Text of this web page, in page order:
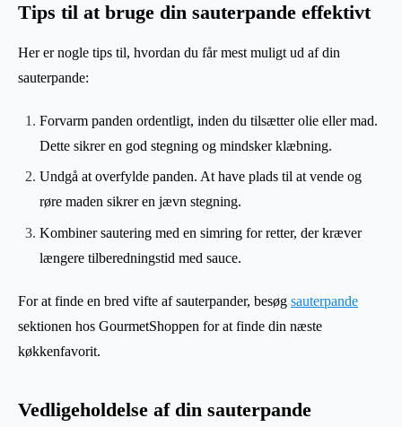
Tips til at bruge din sauterpande effektivt
Her er nogle tips til, hvordan du får mest muligt ud af din
sauterpande:
Forvarm panden ordentligt, inden du tilsætter olie eller mad.
Dette sikrer en god stegning og mindsker klæbning.
Undgå at overfylde panden. At have plads til at vende og
røre maden sikrer en jævn stegning.
Kombiner sautering med en simring for retter, der kræver
længere tilberedningstid med sauce.
For at finde en bred vifte af sauterpander, besøg sauterpande
sektionen hos GourmetShoppen for at finde din næste
køkkenfavorit.
Vedligeholdelse af din sauterpande